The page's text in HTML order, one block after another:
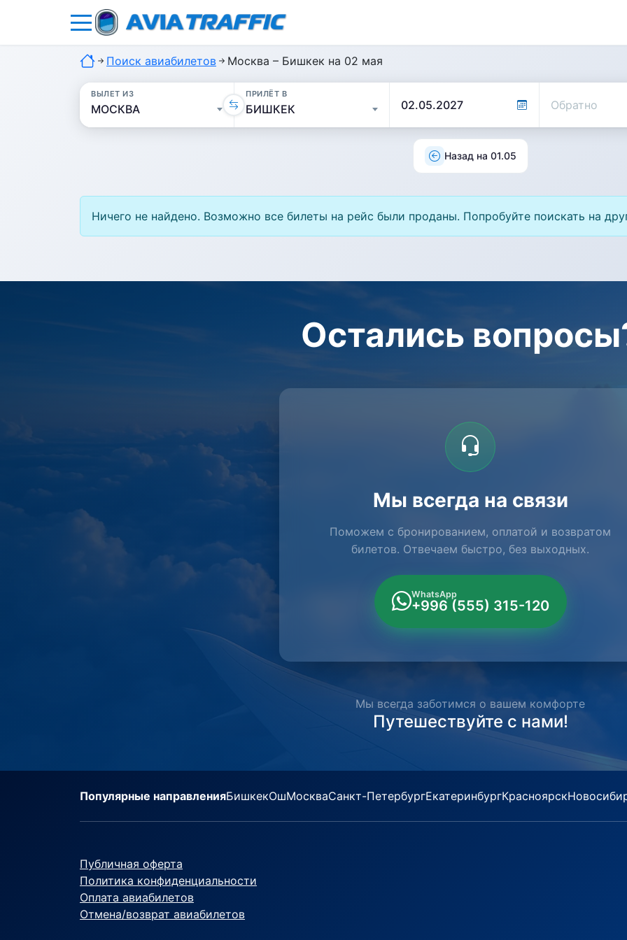
Поиск авиабилетов Москва – Бишкек на 02 мая
ВЫЛЕТ ИЗ ПРИЛЁТ В
Назад на 01.05
Ничего не найдено. Возможно все билеты на рейс были проданы. Попробуйте поискать на
Остались
Мы всегда на связи
Поможем с бронированием, оплатой и возвратом
билетов. Отвечаем быстро, без выходных.
WhatsApp
+996 (555) 315-120
Мы всегда заботимся о вашем комфорте
Путешествуйте с нами!
Популярные направленияБишкекОшМоскваСанкт-ПетербургЕкатеринбургКрасноярск
Публичная оферта
Политика конфиденциальности
Оплата авиабилетов
Отмена/возврат авиабилетов